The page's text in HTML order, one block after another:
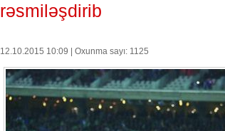
rəsmiləşdirib
12.10.2015 10:09 | Oxunma sayı: 1125